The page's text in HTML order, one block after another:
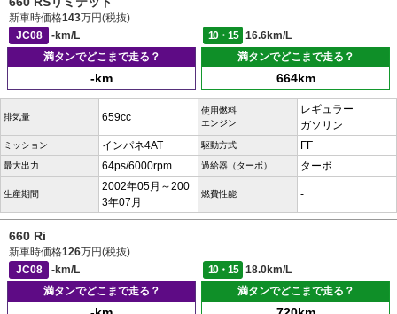
新車時価格143万円(税抜)
JC08
-km/L 10・15
16.6km/L
満タンでどこまで走る？
-km
満タンでどこまで走る？
664km
排気量 659cc
使用燃料
エンジン
レギュラー
ガソリン
ミッション インパネ4AT 駆動方式 FF
最大出力 64ps/6000rpm 過給器（ターボ） ターボ
生産期間
2002年05月～200
3年07月
燃費性能 -
660 Ri
新車時価格126万円(税抜)
JC08
-km/L 10・15
18.0km/L
満タンでどこまで走る？
満タンでどこまで走る？